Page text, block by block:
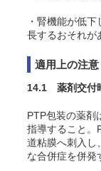
・腎機能が低
長するおそれが
適用上の注意
14.1 薬剤交付
PTP包装の薬剤
指導すること。
道粘膜へ刺入し
な合併症を併発